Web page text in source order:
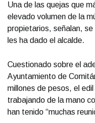
Una de las quejas que
elevado volumen de la
propietarios, señalan,
les ha dado el alcalde.
Cuestionado sobre el
Ayuntamiento de
millones de pesos, el
trabajando de la mano
han tenido “muchas